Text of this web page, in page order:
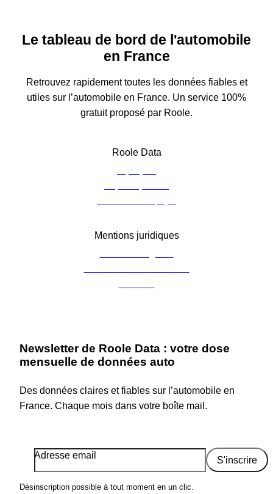
Le tableau de bord de l'automobile
en France
Retrouvez rapidement toutes les données fiables et
utiles sur l’automobile en France. Un service 100%
gratuit proposé par Roole.
Roole Data
Mentions juridiques
Newsletter de Roole Data : votre dose
mensuelle de données auto
Des données claires et fiables sur l’automobile en
France. Chaque mois dans votre boîte mail.
S'inscrire
Adresse email
Désinscription possible à tout moment en un clic.